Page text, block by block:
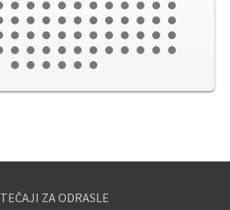
TEČAJI ZA ODRASLE